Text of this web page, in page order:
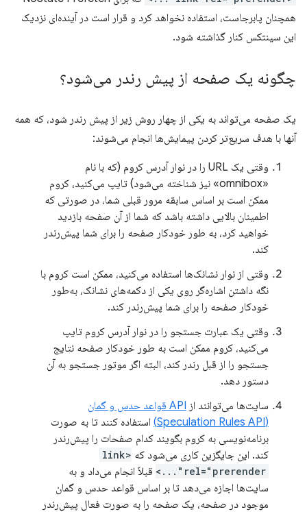
همچنان پابرجاست، استفاده نخواهد کرد و قرار است در آینده‌ای نزدیک
این سینتکس کنار گذاشته شود.
چگونه یک صفحه از پیش رندر می‌شود؟
یک صفحه می‌تواند به یکی از چهار روش زیر از پیش رندر شود، که همه
آنها با هدف سریع‌تر کردن پیمایش‌ها انجام می‌شوند:
وقتی یک URL را در نوار آدرس کروم (که با نام
«omnibox» نیز شناخته می‌شود) تایپ می‌کنید، کروم
ممکن است بر اساس سابقه مرور قبلی شما، در صورتی که
اطمینان بالایی داشته باشد که شما از آن صفحه بازدید
خواهید کرد، به طور خودکار صفحه را برای شما پیش‌رندر
کند.
وقتی از نوار نشانک‌ها استفاده می‌کنید، ممکن است کروم با
نگه داشتن اشاره‌گر روی یکی از دکمه‌های نشانک، به‌طور
خودکار صفحه را برای شما پیش‌رندر کند.
وقتی یک عبارت جستجو را در نوار آدرس کروم تایپ
می‌کنید، کروم ممکن است به طور خودکار صفحه نتایج
جستجو را از قبل رندر کند، البته اگر موتور جستجو به آن
دستور دهد.
سایت‌ها می‌توانند از
API قواعد حدس و گمان
(Speculation Rules API)
استفاده کنند تا به صورت
برنامه‌نویسی به کروم بگویند کدام صفحات را پیش‌رندر
کند. این جایگزین کاری می‌شود که
<link
rel="prerender"...>
قبلاً انجام می‌داد و به
سایت‌ها اجازه می‌دهد تا بر اساس قواعد حدس و گمان
موجود در صفحه، یک صفحه را به صورت فعال پیش‌رندر